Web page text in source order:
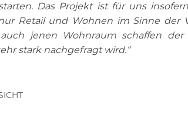
Das Projekt ist für uns
Retail und Wohnen im Sinne der
jenen Wohnraum schaffen
stark nachgefragt wird.“